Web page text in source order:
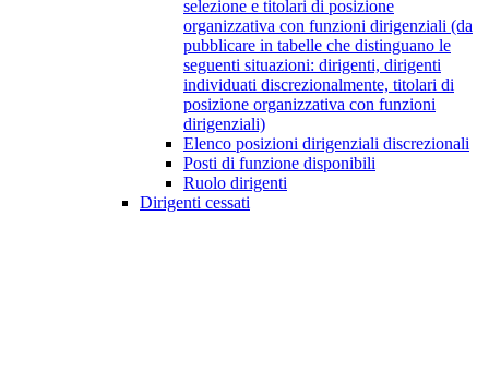
selezione e titolari di posizione
organizzativa con funzioni dirigenziali (da
pubblicare in tabelle che distinguano le
seguenti situazioni: dirigenti, dirigenti
individuati discrezionalmente, titolari di
posizione organizzativa con funzioni
dirigenziali)
Elenco posizioni dirigenziali discrezionali
Posti di funzione disponibili
Ruolo dirigenti
Dirigenti cessati